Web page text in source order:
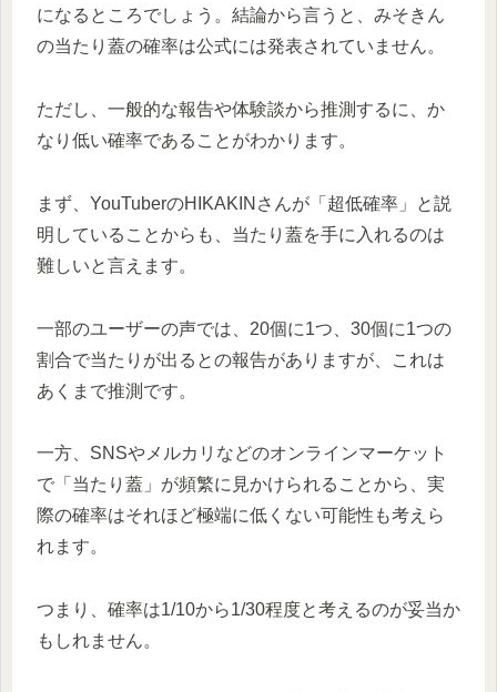
になるところでしょう。結論から言うと、みそきん
の当たり蓋の確率は公式には発表されていません。
ただし、一般的な報告や体験談から推測するに、か
なり低い確率であることがわかります。
まず、YouTuberのHIKAKINさんが「超低確率」と説
明していることからも、当たり蓋を手に入れるのは
難しいと言えます。
一部のユーザーの声では、20個に1つ、30個に1つの
割合で当たりが出るとの報告がありますが、これは
あくまで推測です。
一方、SNSやメルカリなどのオンラインマーケット
で「当たり蓋」が頻繁に見かけられることから、実
際の確率はそれほど極端に低くない可能性も考えら
れます。
つまり、確率は1/10から1/30程度と考えるのが妥当か
もしれません。